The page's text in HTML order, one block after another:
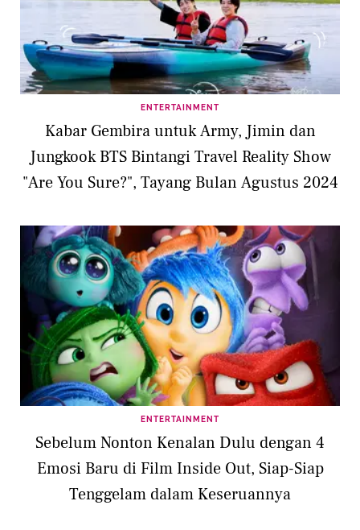
ENTERTAINMENT
Kabar Gembira untuk Army, Jimin dan
Jungkook BTS Bintangi Travel Reality Show
"Are You Sure?", Tayang Bulan Agustus 2024
ENTERTAINMENT
Sebelum Nonton Kenalan Dulu dengan 4
Emosi Baru di Film Inside Out, Siap-Siap
Tenggelam dalam Keseruannya